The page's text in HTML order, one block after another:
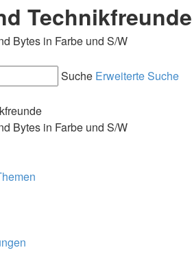
Technikfreunde
Bytes in Farbe und S/W
Suche Erweiterte Suche
Bytes in Farbe und S/W